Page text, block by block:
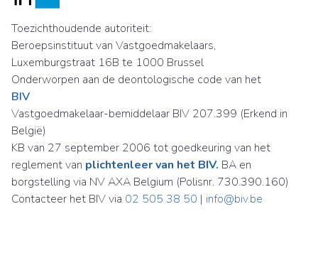
Toezichthoudende autoriteit:
Beroepsinstituut van Vastgoedmakelaars,
Luxemburgstraat 16B te 1000 Brussel
Onderworpen aan de deontologische code van het
BIV
Vastgoedmakelaar-bemiddelaar BIV 207.399 (Erkend in
België)
KB van 27 september 2006 tot goedkeuring van het
reglement van plichtenleer van het BIV. BA en
borgstelling via NV AXA Belgium (Polisnr. 730.390.160)
Contacteer het BIV via 02 505 38 50 | info@biv.be